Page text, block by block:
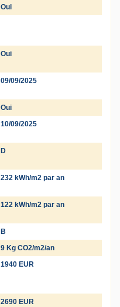
Oui
Oui
09/09/2025
Oui
10/09/2025
D
232 kWh/m2 par an
122 kWh/m2 par an
B
9 Kg CO2/m2/an
1940 EUR
2690 EUR